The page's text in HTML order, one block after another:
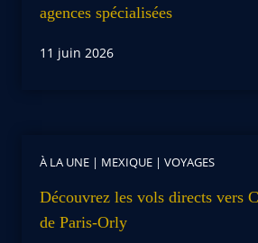
agences spécialisées
11 juin 2026
À LA UNE | MEXIQUE | VOYAGES
Découvrez les vols directs vers
de Paris-Orly